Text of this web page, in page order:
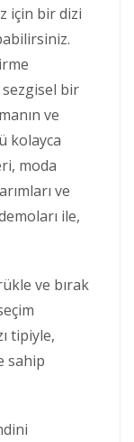
için bir dizi
bir
ve
kolayca
moda
ve
ile,
ve bırak
tipiyle,
sahip